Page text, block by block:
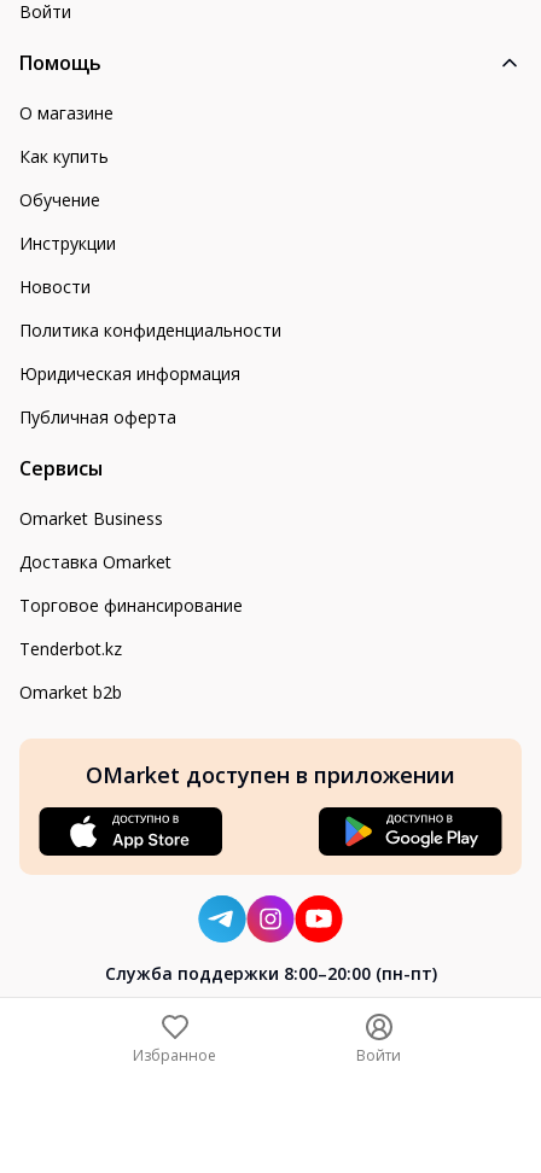
Войти
Помощь
О магазине
Как купить
Обучение
Инструкции
Новости
Политика конфиденциальности
Юридическая информация
Публичная оферта
Сервисы
Omarket Business
Доставка Omarket
Торговое финансирование
Tenderbot.kz
Omarket b2b
OMarket доступен в приложении
Cлужба поддержки 8:00–20:00 (пн-пт)
Избранное Войти